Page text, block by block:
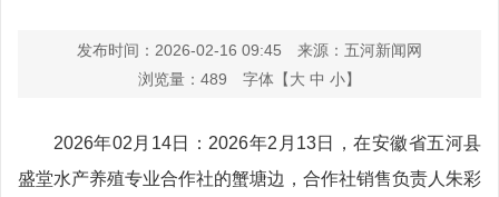
发布时间：2026-02-16 09:45
来源：五河新闻网
浏览量： 489 字体【大 中 小】
2026年02月14日：2026年2月13日，在安徽省五河县
盛堂水产养殖专业合作社的蟹塘边，合作社销售负责人朱彩